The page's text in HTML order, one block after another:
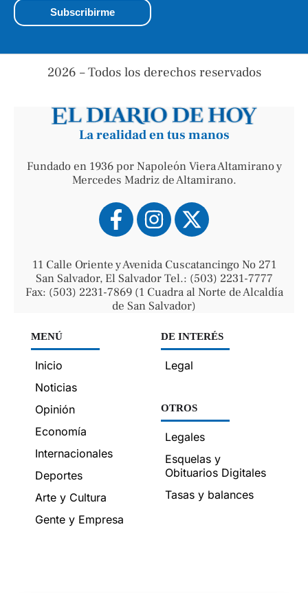
2026 – Todos los derechos reservados
La realidad en tus manos
Fundado en 1936 por Napoleón Viera Altamirano y
Mercedes Madriz de Altamirano.
11 Calle Oriente y Avenida Cuscatancingo No 271
San Salvador, El Salvador Tel.: (503) 2231-7777
Fax: (503) 2231-7869 (1 Cuadra al Norte de Alcaldía
de San Salvador)
MENÚ
Inicio
Noticias
Opinión
Economía
Internacionales
Deportes
Arte y Cultura
Gente y Empresa
DE INTERÉS
Legal
OTROS
Legales
Esquelas y
Obituarios Digitales
Tasas y balances